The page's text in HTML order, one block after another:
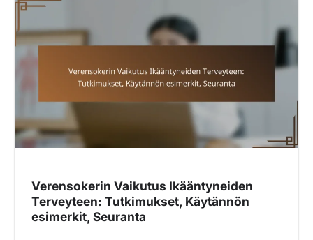
Verensokerin Vaikutus Ikääntyneiden
Terveyteen: Tutkimukset, Käytännön
esimerkit, Seuranta